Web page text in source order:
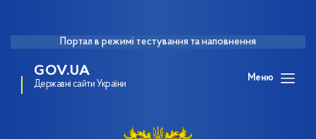
Портал в режимі тестування та наповнення
GOV.UA
Державні сайти України
Меню